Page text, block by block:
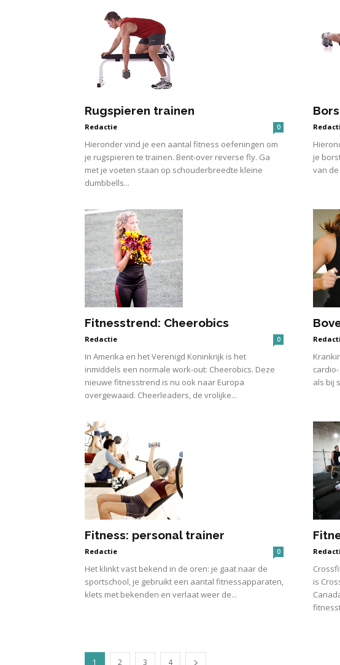
Rugspieren trainen
Redactie 0
Hieronder vind je een aantal fitness oefeningen om
je rugspieren te trainen. Bent-over reverse fly. Ga
met je voeten staan op schouderbreedte kleine
dumbbells...
je
van
Fitnesstrend: Cheerobics
Redactie 0
In Amerika en het Verenigd Koninkrijk is het
inmiddels een normale work-out: Cheerobics. Deze
nieuwe fitnesstrend is nu ook naar Europa
overgewaaid. Cheerleaders, de vrolijke...
als bij
Fitness: personal trainer
Redactie 0
Het klinkt vast bekend in de oren: je gaat naar de
sportschool, je gebruikt een aantal fitnessapparaten,
klets met bekenden en verlaat weer de...
is
1 2 3 4